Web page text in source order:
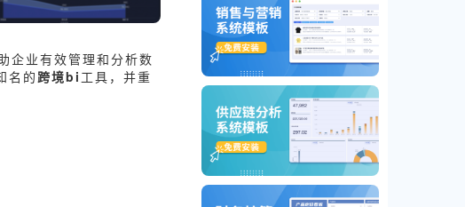
业有效管理和分析数
名的跨境bi 工具，并重